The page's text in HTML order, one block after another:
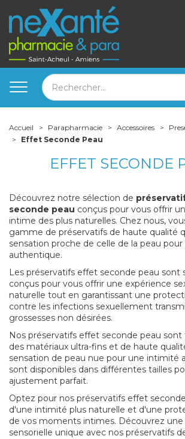
Accueil Parapharmacie Accessoires
Effet Seconde Peau
EFFET SECONDE
Découvrez notre sélection de
seconde peau conçus pour vous offrir
intime des plus naturelles. Chez nous,
gamme de préservatifs de haute qualité
sensation proche de celle de la peau
authentique.
Les préservatifs effet seconde peau sont
conçus pour vous offrir une expérience
naturelle tout en garantissant une
contre les infections sexuellement
grossesses non désirées.
Nos préservatifs effet seconde peau sont
des matériaux ultra-fins et de haute
sensation de peau nue pour une intimité
sont disponibles dans différentes tailles
ajustement parfait.
Optez pour nos préservatifs effet
d'une intimité plus naturelle et d'une
de vos moments intimes. Découvrez une
sensorielle unique avec nos préservatifs